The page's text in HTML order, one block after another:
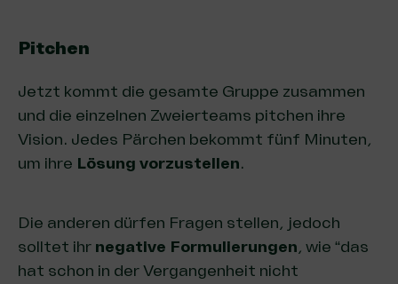
Pitchen
Jetzt kommt die gesamte Gruppe zusammen
und die einzelnen Zweierteams pitchen ihre
Vision. Jedes Pärchen bekommt fünf Minuten,
um ihre Lösung vorzustellen.
Die anderen dürfen Fragen stellen, jedoch
solltet ihr negative Formulierungen, wie “das
hat schon in der Vergangenheit nicht